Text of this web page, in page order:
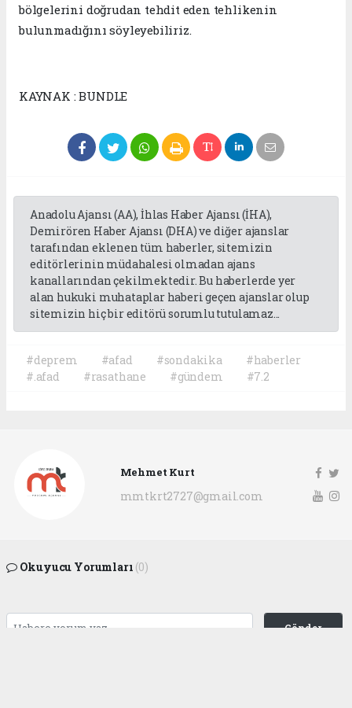
bölgelerini doğrudan tehdit eden tehlikenin
bulunmadığını söyleyebiliriz.
KAYNAK : BUNDLE
Anadolu Ajansı (AA), İhlas Haber Ajansı (İHA),
Demirören Haber Ajansı (DHA) ve diğer ajanslar
tarafından eklenen tüm haberler, sitemizin
editörlerinin müdahalesi olmadan ajans
kanallarından çekilmektedir. Bu haberlerde yer
alan hukuki muhataplar haberi geçen ajanslar olup
sitemizin hiç bir editörü sorumlu tutulamaz...
#deprem #afad #sondakika
#haberler
#.afad
#rasathane #gündem #7.2
Mehmet Kurt
mmtkrt2727@gmail.com
Okuyucu Yorumları (0)
Gönder